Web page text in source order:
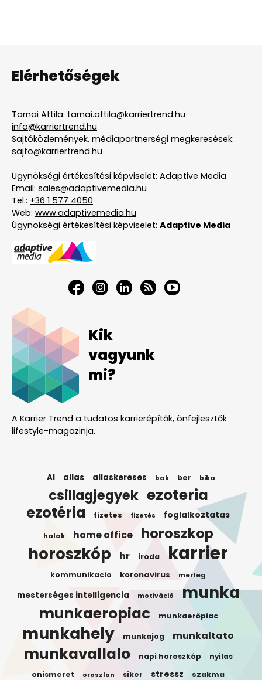
Elérhetőségek
Tarnai Attila: tarnai.attila@karriertrend.hu
info@karriertrend.hu
Sajtóközlemények, médiapartnerségi megkeresések:
sajto@karriertrend.hu
Ügynökségi értékesítési képviselet: Adaptive Media
Email: sales@adaptivemedia.hu
Tel.: +36 1 577 4050
Web: www.adaptivemedia.hu
Ügynökségi értékesítési képviselet: Adaptive Media
Kik
vagyunk
mi?
A Karrier Trend a tudatos karrierépítők, önfejlesztők
lifestyle-magazinja.
AI allas allaskereses bak ber bika
csillagjegyek ezoteria
ezotéria fizetes fizetés foglalkoztatas
halak home office horoszkop
horoszkóp hr iroda karrier
kommunikacio koronavirus merleg
mesterséges intelligencia motiváció munka
munkaeropiac munkaerőpiac
munkahely munkajog munkaltato
munkavallalo napi horoszkóp nyilas
onismeret oroszlan siker stressz szakma